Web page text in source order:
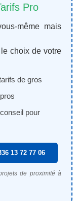
Pro
même mais
choix de votre
de gros
pour
13 72 77 06
de proximité à